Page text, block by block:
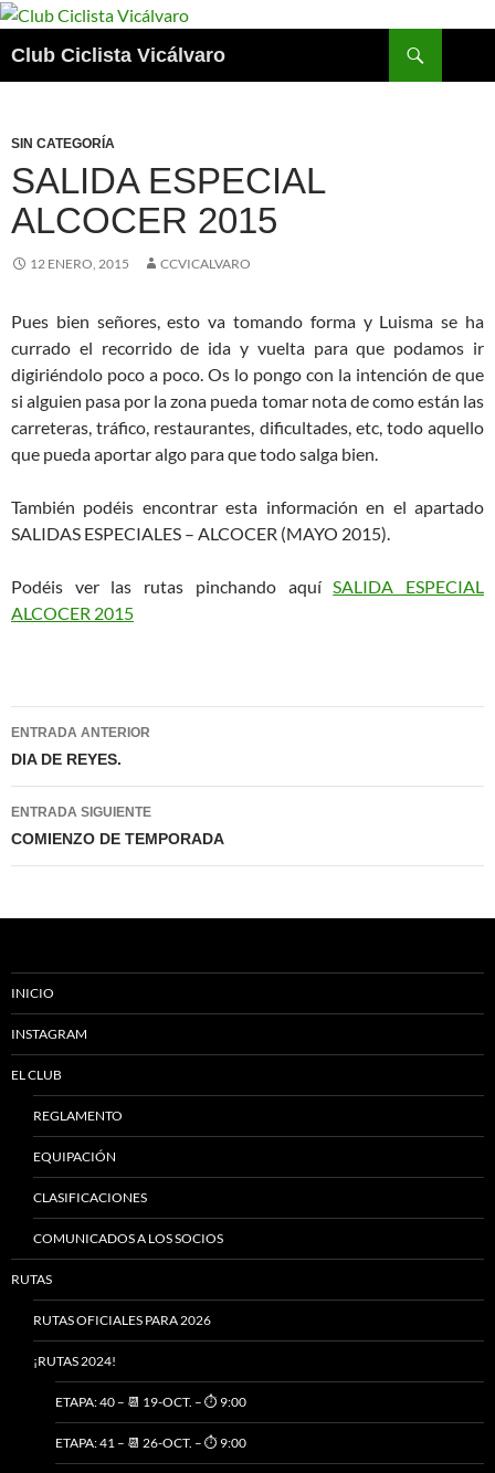
Saltar
contenido
Club Ciclista Vicálvaro
SIN CATEGORÍA
SALIDA ESPECIAL
ALCOCER 2015
12 ENERO, 2015 CCVICALVARO
Pues bien señores, esto va tomando forma y Luisma se ha
currado el recorrido de ida y vuelta para que podamos ir
digiriéndolo poco a poco. Os lo pongo con la intención de que
si alguien pasa por la zona pueda tomar nota de como están las
carreteras, tráfico, restaurantes, dificultades, etc, todo aquello
que pueda aportar algo para que todo salga bien.
También podéis encontrar esta información en el apartado
SALIDAS ESPECIALES – ALCOCER (MAYO 2015).
Podéis ver las rutas pinchando aquíSALIDA ESPECIAL
ALCOCER 2015
Navegación
de
entradas
ENTRADA ANTERIOR
DIA DE REYES.
ENTRADA SIGUIENTE
COMIENZO DE TEMPORADA
INICIO
INSTAGRAM
EL CLUB
REGLAMENTO
EQUIPACIÓN
CLASIFICACIONES
COMUNICADOS A LOS SOCIOS
RUTAS
RUTAS OFICIALES PARA 2026
¡RUTAS 2024!
ETAPA: 40 – 📆 19-OCT. – ⏱️ 9:00
ETAPA: 41 – 📆 26-OCT. – ⏱️ 9:00